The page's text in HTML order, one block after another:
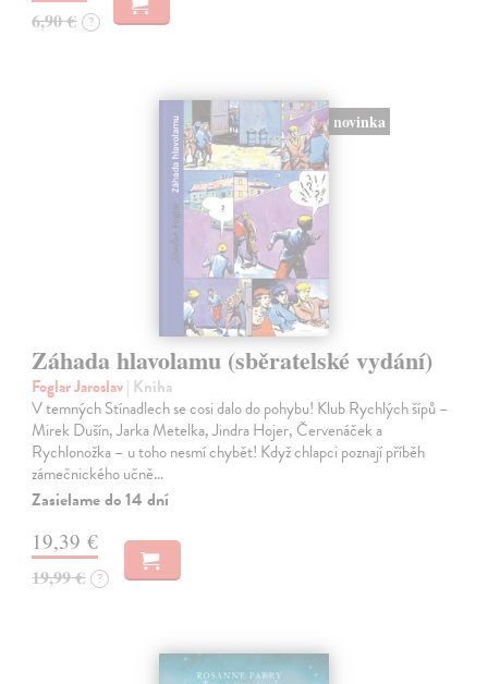
6,90 € ?
novinka
Záhada hlavolamu (sběratelské vydání)
Foglar Jaroslav| Kniha
V temných Stínadlech se cosi dalo do pohybu! Klub Rychlých šípů –
Mirek Dušín, Jarka Metelka, Jindra Hojer, Červenáček a
Rychlonožka – u toho nesmí chybět! Když chlapci poznají příběh
zámečnického učně…
Zasielame do 14 dní
19,39 €
19,99 € ?